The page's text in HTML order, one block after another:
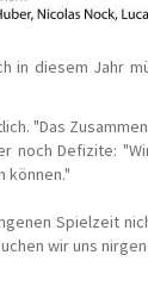
in diesem Jahr
"Das
noch Defizite:
können."
Spielzeit
wir uns